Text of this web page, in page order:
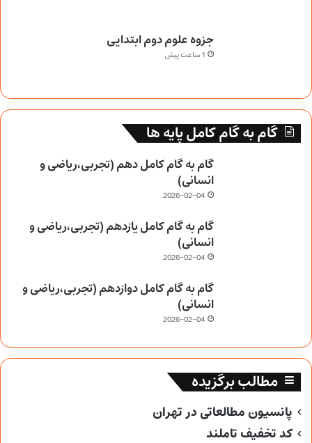
جزوه علوم دوم ابتدایی
1 ساعت پیش
گام به گام کامل پایه ها
گام به گام کامل دهم (تجربی،ریاضی و
انسانی)
2026-02-04
گام به گام کامل یازدهم (تجربی،ریاضی و
انسانی)
2026-02-04
گام به گام کامل دوازدهم (تجربی،ریاضی و
انسانی)
2026-02-04
مطالب برگزیده
پانسیون مطالعاتی در تهران
کد تخفیف تاملند